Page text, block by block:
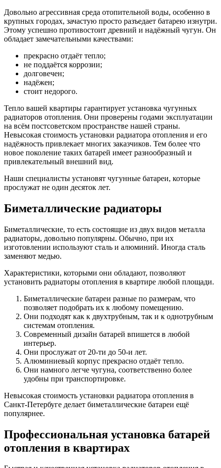
Довольно агрессивная среда отопительной воды, особенно в
крупных городах, зачастую просто разъедает батарею изнутри.
Этому успешно противостоит древний и надёжный чугун. Он
обладает замечательными качествами:
прекрасно отдаёт тепло;
не поддаётся коррозии;
долговечен;
надёжен;
стоит недорого.
Тепло вашей квартиры гарантирует установка чугунных
радиаторов отопления. Они проверены годами эксплуатации
на всём постсоветском пространстве нашей страны.
Невысокая стоимость установки радиатора отопления и его
надёжность привлекает многих заказчиков. Тем более что
новое поколение таких батарей имеет разнообразный и
привлекательный внешний вид.
Наши специалисты установят чугунные батареи, которые
прослужат не один десяток лет.
Биметаллические радиаторы
Биметаллические, то есть состоящие из двух видов металла
радиаторы, довольно популярны. Обычно, при их
изготовлении используют сталь и алюминий. Иногда сталь
заменяют медью.
Характеристики, которыми они обладают, позволяют
установить радиаторы отопления в квартире любой площади.
Биметаллические батареи разные по размерам, что
позволяет подобрать их к любому помещению.
Они подходят как к двухтрубным, так и к однотрубным
системам отопления.
Современный дизайн батарей впишется в любой
интерьер.
Они прослужат от 20-ти до 50-и лет.
Алюминиевый корпус прекрасно отдаёт тепло.
Они намного легче чугуна, соответственно более
удобны при транспортировке.
Невысокая стоимость установки радиатора отопления в
Санкт-Петербуге делает биметаллические батареи ещё
популярнее.
Профессиональная установка батарей
отопления в квартирах